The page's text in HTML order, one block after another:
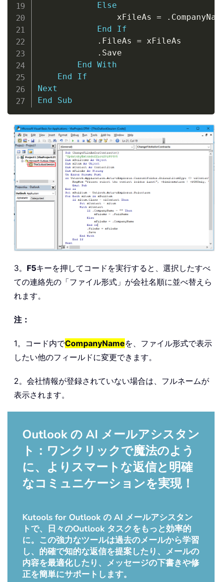
Else
                xFileAs
= .
End
If
. FileAs = xFileAs
. Save
End
With
End
If
Next
End
Sub
3。 F5キーを押してコードを実行すると、選択したすべ
ての連絡先の「ファイル形式」が会社名順に並べ替えら
れます。
注：
1。コード内でCompanyNameを、ファイル形式で表示
したい他のフィールドに変更できます。
2。会社情報が登録されていない場合は、フルネームが
表示されます。
Outlook の AI メールアシスタン
ト：ワンクリックで魔法のよう
に、よりスマートな返信と明確
なコミュニケーションを実現！
Kutools for Outlook の AI メールアシスタン
トで、日々のOutlook タスクをもっと効率的
に。この強力なツールは過去のメールから学習
し、的確で知的な返信を提案したり、メールの
内容を最適化したり、メッセージの下書きや修
正を簡単にサポートします。